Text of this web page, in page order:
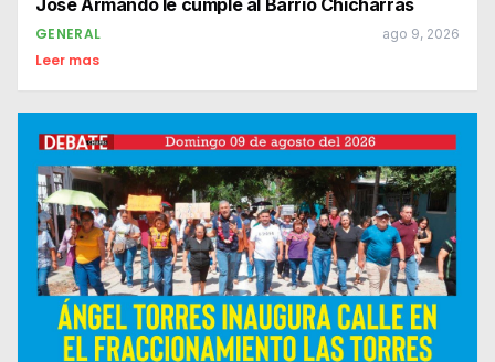
José Armando le cumple al Barrio Chicharras
GENERAL ago 9, 2026
Leer mas